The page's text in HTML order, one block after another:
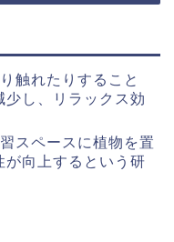
触れたりすること
少し、リラックス効
スペースに植物を置
が向上するという研